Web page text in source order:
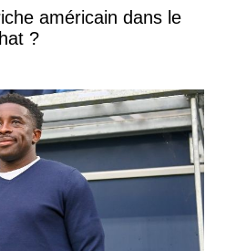
américain dans le
?